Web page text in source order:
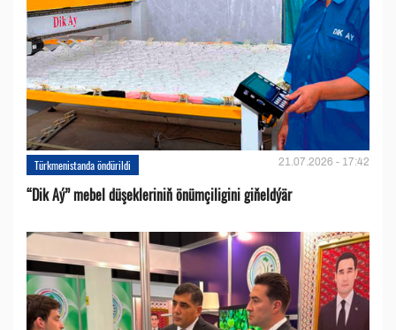
Türkmenistanda öndürildi 21.07.2026 - 17:42
“Dik Aý” mebel düşekleriniň önümçiligini giňeldýär